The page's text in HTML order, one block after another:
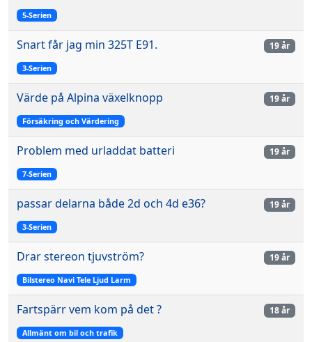
5-Serien
Snart får jag min 325T E91.
3-Serien
19 år
Värde på Alpina växelknopp
Försäkring och Värdering
19 år
Problem med urladdat batteri
7-Serien
19 år
passar delarna både 2d och 4d e36?
3-Serien
19 år
Drar stereon tjuvström?
Bilstereo Navi Tele Ljud Larm
19 år
Fartspärr vem kom på det ?
Allmänt om bil och trafik
18 år